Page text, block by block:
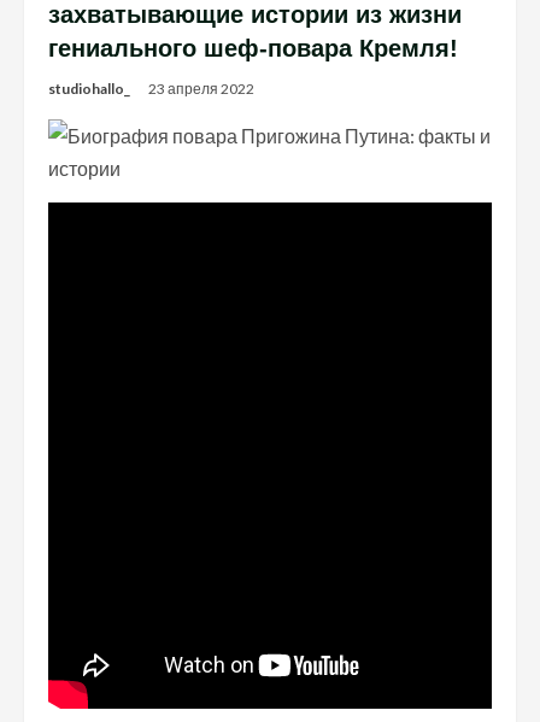
захватывающие истории из жизни
гениального шеф-повара Кремля!
studiohallo_ 23 апреля 2022